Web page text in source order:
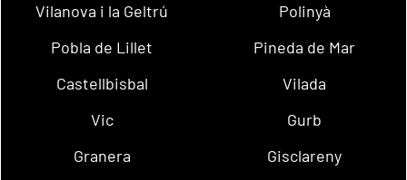
Vilanova i la Geltrú
Polinyà
Pobla de Lillet
Pineda de Mar
Castellbisbal
Vilada
Vic
Gurb
Granera
Gisclareny